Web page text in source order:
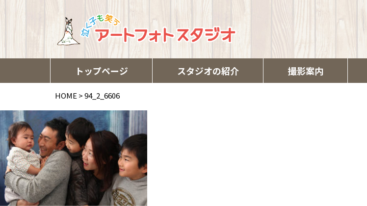
トップページ スタジオの紹介 撮影案内
HOME >94_2_6606